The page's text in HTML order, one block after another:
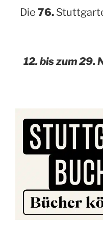
Die 76.
12. bis zum 29.